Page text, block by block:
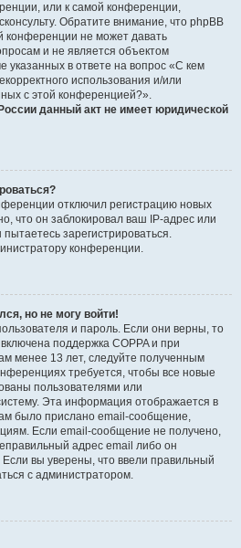
или к самой конференции,
Обратите внимание, что phpBB
конференции не может давать
и не является объектом
указанных в ответе на вопрос «С кем
использования и/или
с этой конференцией?».
данный акт не имеет юридической
отключил регистрацию новых
что он заблокировал ваш IP-адрес или
зарегистрироваться.
конференции.
но не могу войти!
и пароль. Если они верны, то
поддержка COPPA и при
менее 13 лет, следуйте полученным
требуется, чтобы все новые
пользователями или
Эта информация отображается в
было прислано email-сообщение,
Если email-сообщение не получено,
адрес email либо он
вы уверены, что ввели правильный
с администратором.